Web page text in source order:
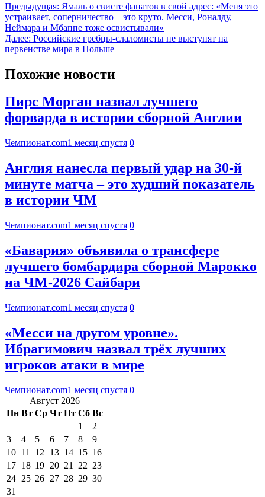
Предыдущая: Ямаль о свисте фанатов в свой адрес: «Меня это
устраивает, соперничество – это круто. Месси, Роналду,
Неймара и Мбаппе тоже освистывали»
Далее: Российские гребцы-слаломисты не выступят на
первенстве мира в Польше
Похожие новости
Пирс Морган назвал лучшего
форварда в истории сборной Англии
Чемпионат.com1 месяц спустя 0
Англия нанесла первый удар на 30-й
минуте матча – это худший показатель
в истории ЧМ
Чемпионат.com1 месяц спустя 0
«Бавария» объявила о трансфере
лучшего бомбардира сборной Марокко
на ЧМ-2026 Сайбари
Чемпионат.com1 месяц спустя 0
«Месси на другом уровне».
Ибрагимович назвал трёх лучших
игроков атаки в мире
Чемпионат.com1 месяц спустя 0
Август 2026
Пн Вт Ср Чт Пт Сб Вс
1
2
3
4 5 6 7 8
9
10 11 12 13 14 15 16
17 18 19 20 21 22 23
24 25 26 27 28 29 30
31